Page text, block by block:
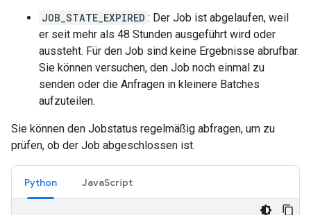
JOB_STATE_EXPIRED : Der Job ist abgelaufen, weil
er seit mehr als 48 Stunden ausgeführt wird oder
aussteht. Für den Job sind keine Ergebnisse abrufbar.
Sie können versuchen, den Job noch einmal zu
senden oder die Anfragen in kleinere Batches
aufzuteilen.
Sie können den Jobstatus regelmäßig abfragen, um zu
prüfen, ob der Job abgeschlossen ist.
Python JavaScript